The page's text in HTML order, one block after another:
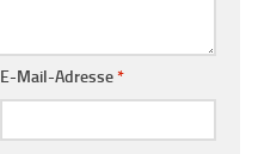
E-Mail-Adresse*